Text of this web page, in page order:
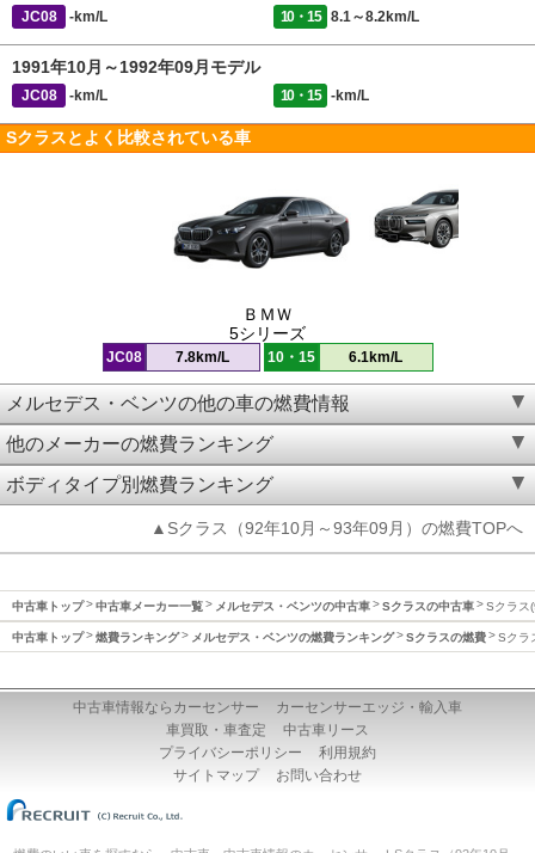
JC08 -km/L 10・15 8.1～8.2km/L
1991年10月～1992年09月モデル
JC08 -km/L 10・15 -km/L
Sクラスとよく比較されている車
ＢＭＷ
5シリーズ
JC08 7.8km/L 10・15 6.1km/L
メルセデス・ベンツの他の車の燃費情報
他のメーカーの燃費ランキング
ボディタイプ別燃費ランキング
▲Sクラス（92年10月～93年09月）の燃費TOPへ
中古車トップ 中古車メーカー一覧 メルセデス・ベンツの中古車 Sクラスの中古車 Sクラス
中古車トップ 燃費ランキング メルセデス・ベンツの燃費ランキング Sクラスの燃費 Sクラ
中古車情報ならカーセンサー
カーセンサーエッジ・輸入車
車買取・車査定
中古車リース
プライバシーポリシー
利用規約
サイトマップ
お問い合わせ